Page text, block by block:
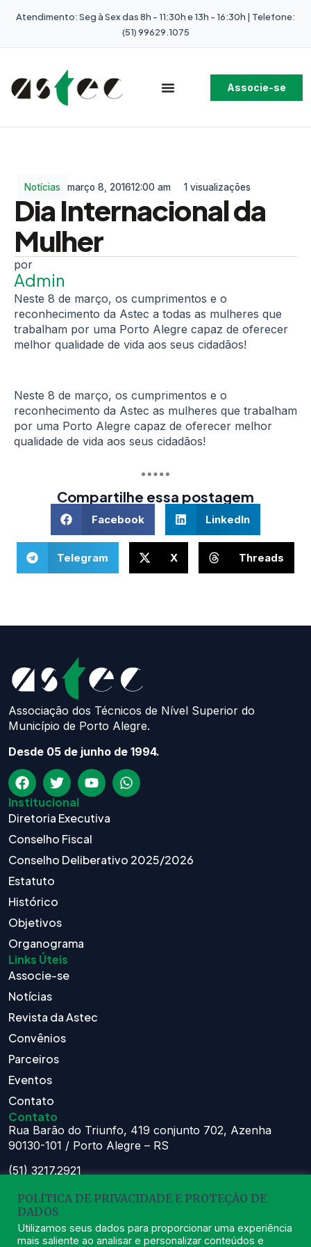
Atendimento: Seg à Sex das 8h - 11:30h e 13h - 16:30h | Telefone:
(51) 99629.1075
Associe-se
Notícias março 8, 201612:00 am 1 visualizações
Dia Internacional da
Mulher
Admin
Neste 8 de março, os cumprimentos e o
reconhecimento da Astec a todas as mulheres que
trabalham por uma Porto Alegre capaz de oferecer
melhor qualidade de vida aos seus cidadãos!
Neste 8 de março, os cumprimentos e o
reconhecimento da Astec as mulheres que trabalham
por uma Porto Alegre capaz de oferecer melhor
qualidade de vida aos seus cidadãos!
Compartilhe essa postagem
Facebook LinkedIn
Telegram X Threads
Associação dos Técnicos de Nível Superior do
Município de Porto Alegre.
Desde 05 de junho de 1994.
Institucional
Diretoria Executiva
Conselho Fiscal
Conselho Deliberativo 2025/2026
Estatuto
Histórico
Objetivos
Organograma
Links Úteis
Associe-se
Notícias
Revista da Astec
Convênios
Parceiros
Eventos
Contato
Contato
Rua Barão do Triunfo, 419 conjunto 702, Azenha
90130-101 / Porto Alegre – RS
(51) 3217.2921
Atendimento:
Seg à Sex das 8h – 11:30h e 13h – 16:30h
POLÍTICA DE PRIVACIDADE E PROTEÇÃO DE
DADOS
Utilizamos seus dados para proporcionar uma experiência
mais saliente ao analisar e personalizar conteúdos e